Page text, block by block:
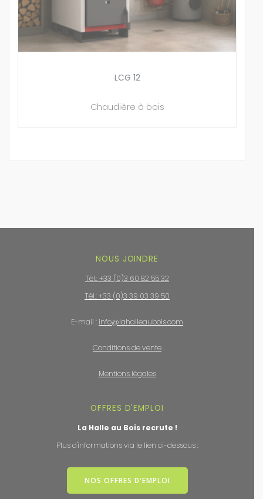
LCG 12
Chaudière à bois
NOUS JOINDRE
Tél.: +33 (0)3 60 82 55 32
Tél.: +33 (0)3 39 03 39 50
E-mail : info@lahalleaubois.com
Conditions de vente
Mentions légales
OFFRES D'EMPLOI
La Halle au Bois recrute !
Plus d'informations via le lien ci-dessous :
NOS OFFRES D'EMPLOI